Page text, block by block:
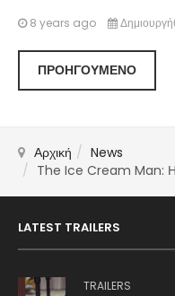
8 years ago
ΠΡΟΗΓΟΎΜΕΝΟ
Αρχική
News
The Ice Cream Man: Η
LATEST TRAILERS
TRAILERS